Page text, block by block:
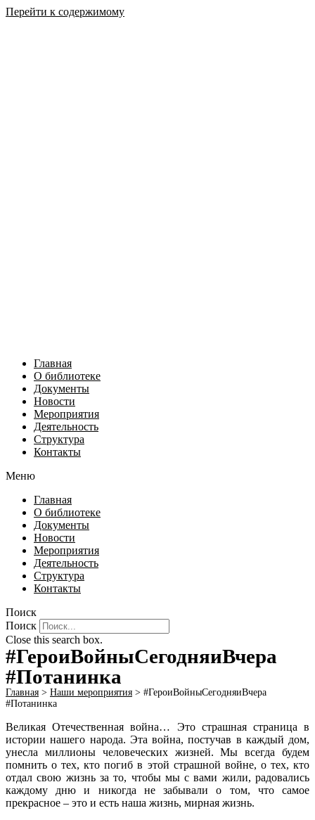
Перейти к содержимому
Главная
О библиотеке
Документы
Новости
Мероприятия
Деятельность
Структура
Контакты
Меню
Главная
О библиотеке
Документы
Новости
Мероприятия
Деятельность
Структура
Контакты
Поиск
Поиск
Close this search box.
#ГероиВойныСегодняиВчера
#Потанинка
Главная > Наши мероприятия > #ГероиВойныСегодняиВчера
#Потанинка
Великая Отечественная война… Это страшная страница в
истории нашего народа. Эта война, постучав в каждый дом,
унесла миллионы человеческих жизней. Мы всегда будем
помнить о тех, кто погиб в этой страшной войне, о тех, кто
отдал свою жизнь за то, чтобы мы с вами жили, радовались
каждому дню и никогда не забывали о том, что самое
прекрасное – это и есть наша жизнь, мирная жизнь.